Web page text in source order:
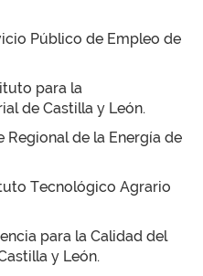
Público de Empleo de
para la
de Castilla y León.
Regional de la Energía de
Tecnológico Agrario
para la Calidad del
y León.